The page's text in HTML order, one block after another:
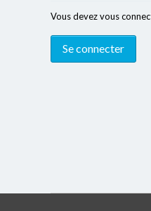
Vous devez vous